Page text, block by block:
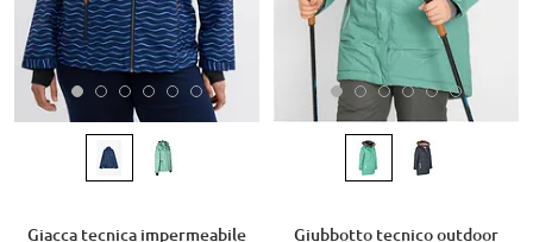
Giacca tecnica impermeabile
Giubbotto tecnico outdoor